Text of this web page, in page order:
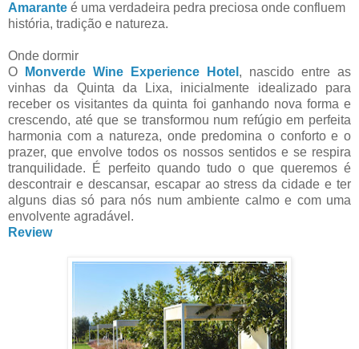
Amarante é uma verdadeira pedra preciosa onde confluem
história, tradição e natureza.
Onde dormir
O
Monverde Wine Experience Hotel , nascido entre as
vinhas da Quinta da Lixa, inicialmente idealizado para
receber os visitantes da quinta foi ganhando nova forma e
crescendo, até que se transformou num refúgio em perfeita
harmonia com a natureza, onde predomina o conforto e o
prazer, que envolve todos os nossos sentidos e se respira
tranquilidade. É perfeito quando tudo o que queremos é
descontrair e descansar, escapar ao stress da cidade e ter
alguns dias só para nós num ambiente calmo e com uma
envolvente agradável.
Review